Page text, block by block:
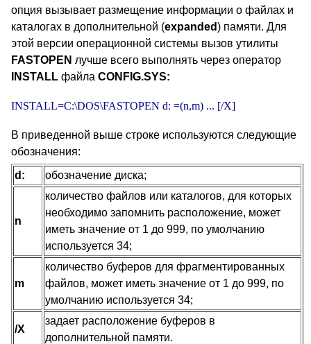
опция вызывает размещение информации о файлах и
каталогах в дополнительной (expanded) памяти. Для
этой версии операционной системы вызов утилиты
FASTOPEN лучше всего выполнять через оператор
INSTALL файла CONFIG.SYS:
INSTALL=C:\DOS\FASTOPEN d: =(n,m) ... [/X]
В приведенной выше строке используются следующие
обозначения:
d:
обозначение диска;
n
количество файлов или каталогов, для которых
необходимо запомнить расположение, может
иметь значение от 1 до 999, по умолчанию
используется 34;
m
количество буферов для фрагментированных
файлов, может иметь значение от 1 до 999, по
умолчанию используется 34;
/X
задает расположение буферов в
дополнительной памяти.